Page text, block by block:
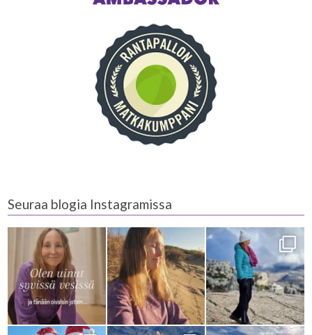
Seuraa blogia Instagramissa